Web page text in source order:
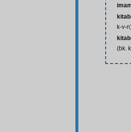
k-v-
(bk.